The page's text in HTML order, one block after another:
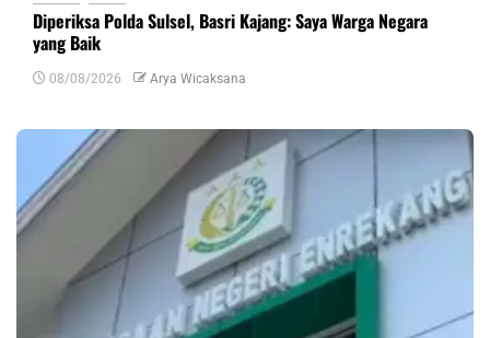
Diperiksa Polda Sulsel, Basri Kajang: Saya Warga Negara
yang Baik
08/08/2026 Arya Wicaksana